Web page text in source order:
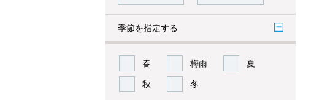
季節を指定する
春 梅雨 夏
秋 冬